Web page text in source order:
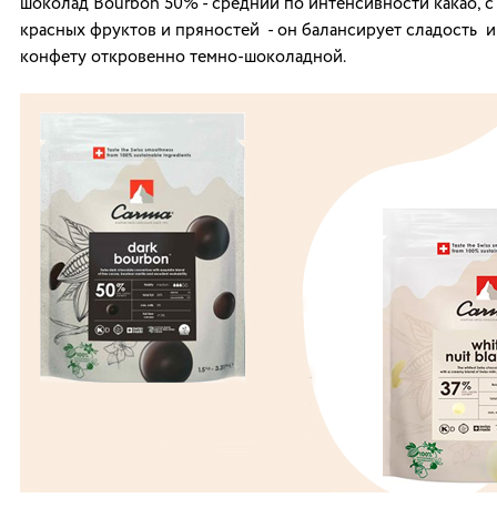
шоколад Bourbon 50% - средний по интенсивности какао,
красных фруктов и пряностей - он балансирует сладость
конфету откровенно темно-шоколадной.